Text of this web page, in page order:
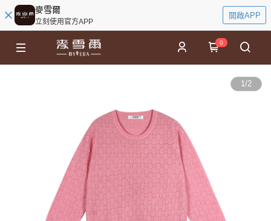
麥雪爾
立刻使用官方APP
開啟APP
0
1/2